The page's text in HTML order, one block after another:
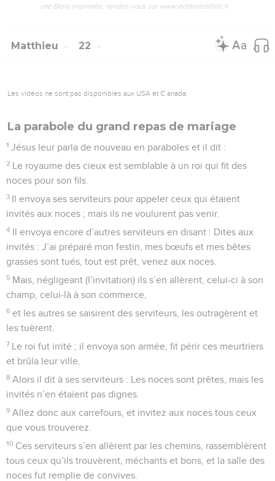
une Bible imprimée, rendez-vous sur www.editionsbiblio.fr
Matthieu 22
Les vidéos ne sont pas disponibles aux USA et C anada.
La parabole du grand repas de mariage
1 Jésus leur parla de nouveau en paraboles et il dit :
2 Le royaume des cieux est semblable à un roi qui fit des
noces pour son fils.
3 Il envoya ses serviteurs pour appeler ceux qui étaient
invités aux noces ; mais ils ne voulurent pas venir.
4 Il envoya encore d’autres serviteurs en disant : Dites aux
invités : J’ai préparé mon festin, mes bœufs et mes bêtes
grasses sont tués, tout est prêt, venez aux noces.
5 Mais, négligeant (l’invitation) ils s’en allèrent, celui-ci à son
champ, celui-là à son commerce,
6 et les autres se saisirent des serviteurs, les outragèrent et
les tuèrent.
7 Le roi fut irrité ; il envoya son armée, fit périr ces meurtriers
et brûla leur ville.
8 Alors il dit à ses serviteurs : Les noces sont prêtes, mais les
invités n’en étaient pas dignes.
9 Allez donc aux carrefours, et invitez aux noces tous ceux
que vous trouverez.
10 Ces serviteurs s’en allèrent par les chemins, rassemblèrent
tous ceux qu’ils trouvèrent, méchants et bons, et la salle des
noces fut remplie de convives.